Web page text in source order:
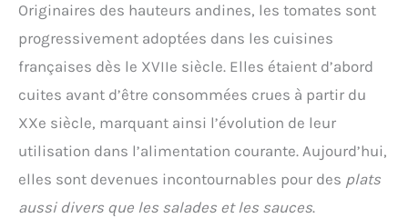
Originaires des hauteurs andines, les tomates sont
progressivement adoptées dans les cuisines
françaises dès le XVIIe siècle. Elles étaient d’abord
cuites avant d’être consommées crues à partir du
XXe siècle, marquant ainsi l’évolution de leur
utilisation dans l’alimentation courante. Aujourd’hui,
elles sont devenues incontournables pour des plats
aussi divers que les salades et les sauces.